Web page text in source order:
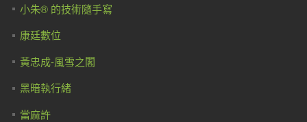
小朱® 的技術隨手寫
康廷數位
黃忠成-風雪之閣
黑暗執行緒
當麻許